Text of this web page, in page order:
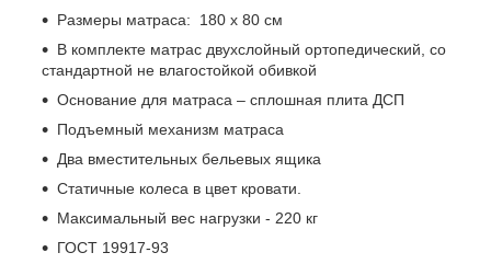
Размеры матраса: 180 х 80 см
В комплекте матрас двухслойный ортопедический, со
стандартной не влагостойкой обивкой
Основание для матраса – сплошная плита ДСП
Подъемный механизм матраса
Два вместительных бельевых ящика
Статичные колеса в цвет кровати.
Максимальный вес нагрузки - 220 кг
ГОСТ 19917-93